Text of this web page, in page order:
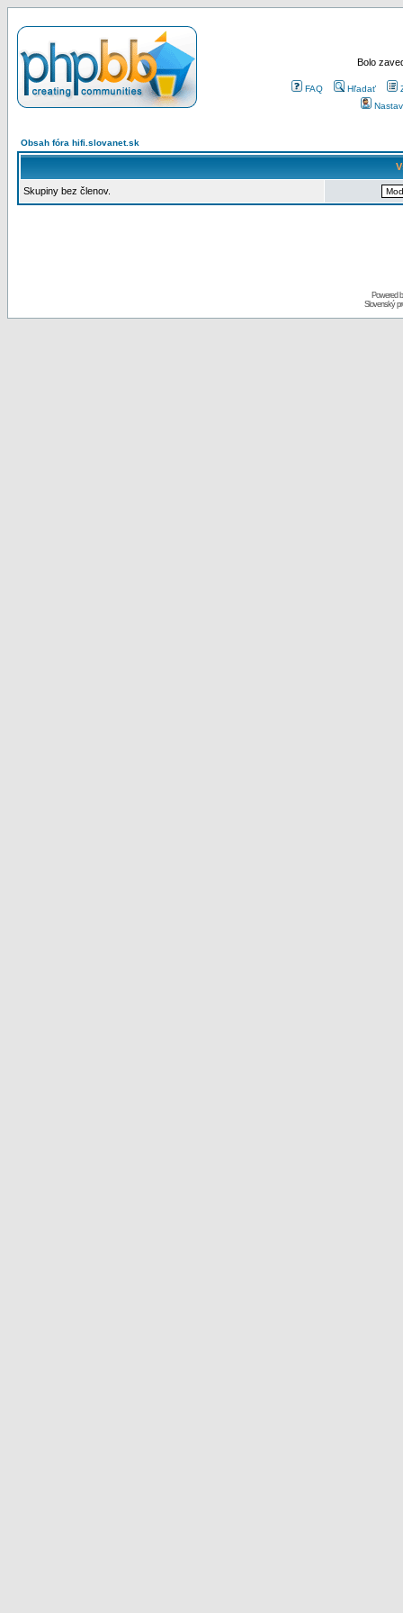
Bolo
FAQ Hľadať
Obsah fóra hifi.slovanet.sk
Skupiny bez členov.
Powered
Slovenský